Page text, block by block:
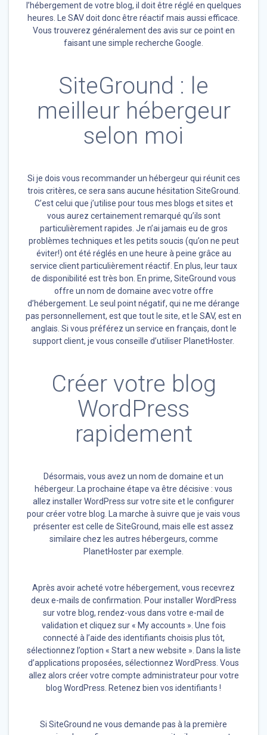
l’hébergement de votre blog, il doit être réglé en quelques
heures. Le SAV doit donc être réactif mais aussi efficace.
Vous trouverez généralement des avis sur ce point en
faisant une simple recherche Google.
SiteGround : le
meilleur hébergeur
selon moi
Si je dois vous recommander un hébergeur qui réunit ces
trois critères, ce sera sans aucune hésitation SiteGround.
C’est celui que j’utilise pour tous mes blogs et sites et
vous aurez certainement remarqué qu’ils sont
particulièrement rapides. Je n’ai jamais eu de gros
problèmes techniques et les petits soucis (qu’on ne peut
éviter!) ont été réglés en une heure à peine grâce au
service client particulièrement réactif. En plus, leur taux
de disponibilité est très bon. En prime, SiteGround vous
offre un nom de domaine avec votre offre
d’hébergement. Le seul point négatif, qui ne me dérange
pas personnellement, est que tout le site, et le SAV, est en
anglais. Si vous préférez un service en français, dont le
support client, je vous conseille d’utiliser PlanetHoster.
Créer votre blog
WordPress
rapidement
Désormais, vous avez un nom de domaine et un
hébergeur. La prochaine étape va être décisive : vous
allez installer WordPress sur votre site et le configurer
pour créer votre blog. La marche à suivre que je vais vous
présenter est celle de SiteGround, mais elle est assez
similaire chez les autres hébergeurs, comme
PlanetHoster par exemple.
Après avoir acheté votre hébergement, vous recevrez
deux e-mails de confirmation. Pour installer WordPress
sur votre blog, rendez-vous dans votre e-mail de
validation et cliquez sur « My accounts ». Une fois
connecté à l’aide des identifiants choisis plus tôt,
sélectionnez l’option « Start a new website ». Dans la liste
d’applications proposées, sélectionnez WordPress. Vous
allez alors créer votre compte administrateur pour votre
blog WordPress. Retenez bien vos identifiants !
Si SiteGround ne vous demande pas à la première